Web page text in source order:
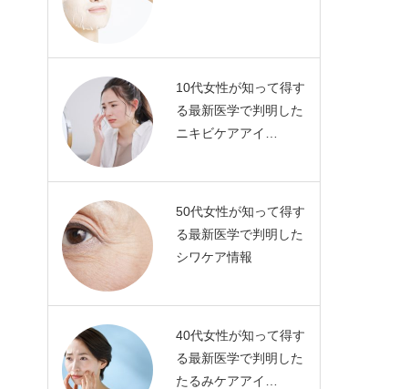
10代女性が知って得す
る最新医学で判明した
ニキビケアアイ…
50代女性が知って得す
る最新医学で判明した
シワケア情報
40代女性が知って得す
る最新医学で判明した
たるみケアアイ…